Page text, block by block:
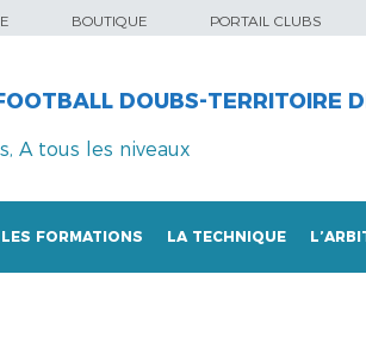
BOUTIQUE PORTAIL CLUBS
DOUBS-TERRITOIRE
A tous les niveaux
LES FORMATIONS LA TECHNIQUE